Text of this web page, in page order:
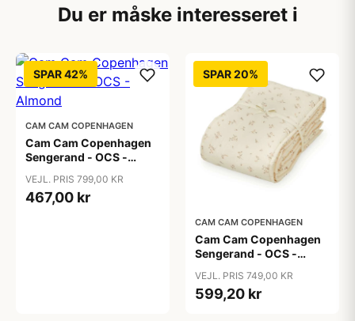
Du er måske interesseret i
SPAR 42%
CAM CAM COPENHAGEN
Cam Cam Copenhagen
Sengerand - OCS -
VEJL. PRIS 799,00 KR
467,00 kr
SPAR 20%
CAM CAM COPENHAGEN
Cam Cam Copenhagen
Sengerand - OCS -
VEJL. PRIS 749,00 KR
599,20 kr